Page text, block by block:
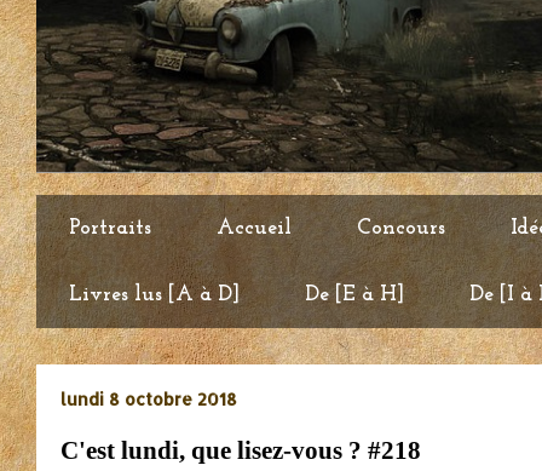
Portraits Accueil Concours
Livres lus [A à D] De [E à H] De [I à
lundi 8 octobre 2018
C'est lundi, que lisez-vous ? #218